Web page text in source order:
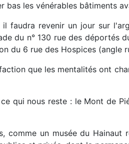
les vénérables bâtiments
revenir un jour sur
du n° 130 rue des déportés
du 6 rue des Hospices (angle
que les mentalités ont
qui nous reste : le Mont de
un musée du